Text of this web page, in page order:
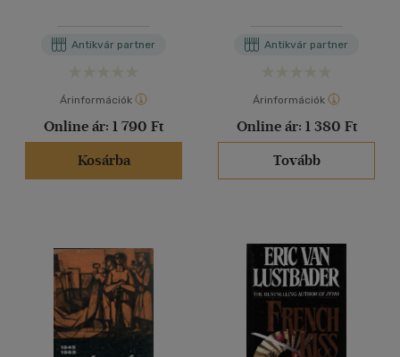
Antikvár partner
Árinformációk
Online ár: 1 790 Ft
Kosárba
Antikvár partner
Árinformációk
Online ár: 1 380 Ft
Tovább